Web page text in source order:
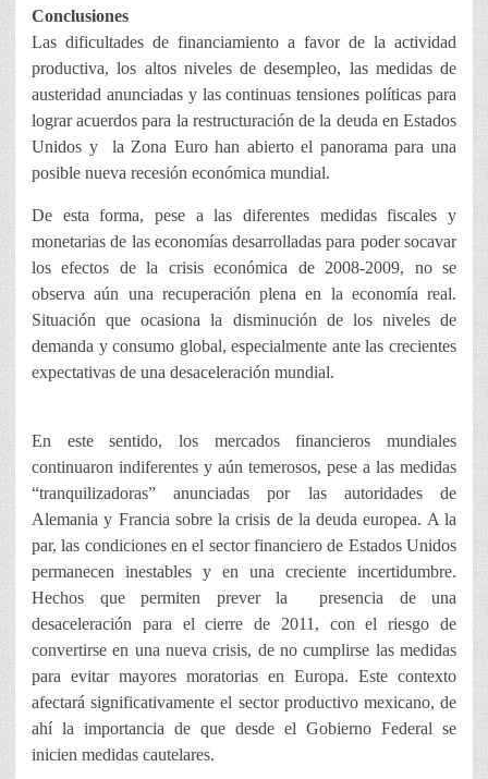
Conclusiones
Las dificultades de financiamiento a favor de la actividad
productiva, los altos niveles de desempleo, las medidas de
austeridad anunciadas y las continuas tensiones políticas para
lograr acuerdos para la restructuración de la deuda en Estados
Unidos y la Zona Euro han abierto el panorama para una
posible nueva recesión económica mundial.
De esta forma, pese a las diferentes medidas fiscales y
monetarias de las economías desarrolladas para poder socavar
los efectos de la crisis económica de 2008-2009, no se
observa aún una recuperación plena en la economía real.
Situación que ocasiona la disminución de los niveles de
demanda y consumo global, especialmente ante las crecientes
expectativas de una desaceleración mundial.
En este sentido, los mercados financieros mundiales
continuaron indiferentes y aún temerosos, pese a las medidas
“tranquilizadoras” anunciadas por las autoridades de
Alemania y Francia sobre la crisis de la deuda europea. A la
par, las condiciones en el sector financiero de Estados Unidos
permanecen inestables y en una creciente incertidumbre.
Hechos que permiten prever la presencia de una
desaceleración para el cierre de 2011, con el riesgo de
convertirse en una nueva crisis, de no cumplirse las medidas
para evitar mayores moratorias en Europa. Este contexto
afectará significativamente el sector productivo mexicano, de
ahí la importancia de que desde el Gobierno Federal se
inicien medidas cautelares.